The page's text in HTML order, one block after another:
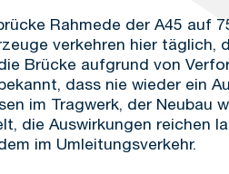
Rahmede der A45 auf
verkehren hier täglich,
Brücke aufgrund von
dass nie wieder ein
im Tragwerk, der Neubau
die Auswirkungen reichen
im Umleitungsverkehr.